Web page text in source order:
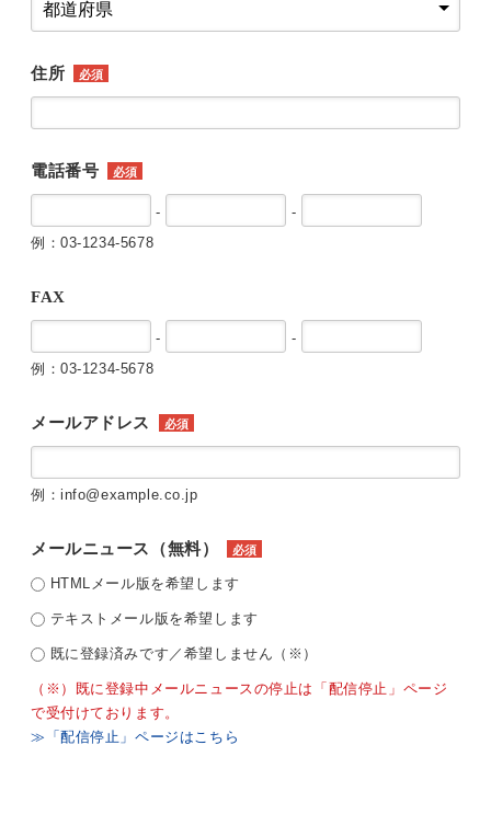
住所 必須
電話番号 必須
-
-
例：03-1234-5678
FAX
-
-
例：03-1234-5678
メールアドレス 必須
例：info@example.co.jp
メールニュース（無料） 必須
HTMLメール版を希望します
テキストメール版を希望します
既に登録済みです／希望しません（※）
（※）既に登録中メールニュースの停止は「配信停止」ページ
で受付けております。
≫「配信停止」ページはこちら